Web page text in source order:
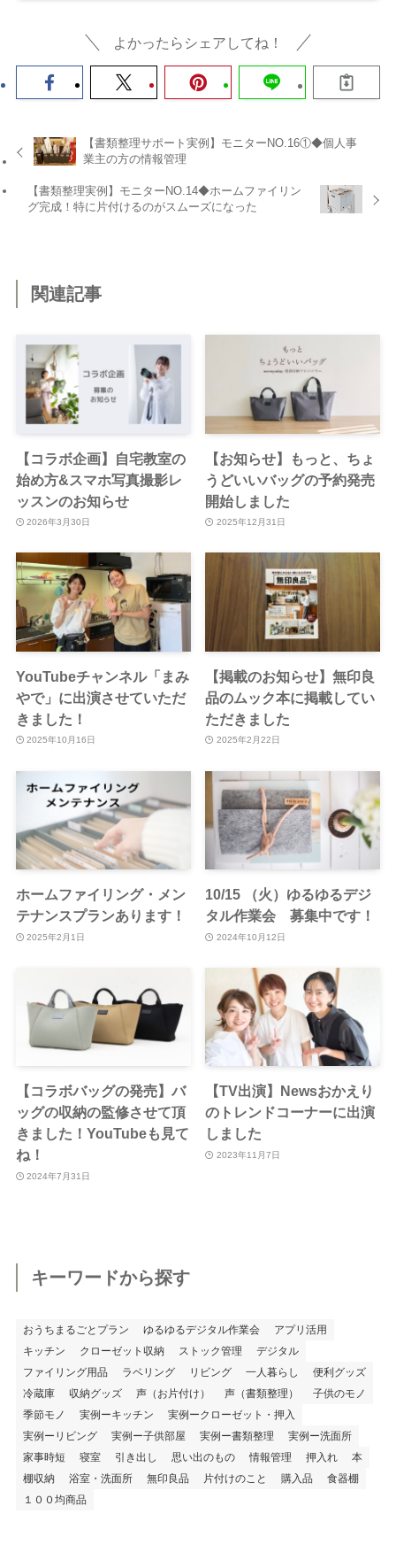
よかったらシェアしてね！
【書類整理サポート実例】モニターNO.16①◆個人事
業主の方の情報管理
【書類整理実例】モニターNO.14◆ホームファイリン
グ完成！特に片付けるのがスムーズになった
関連記事
【コラボ企画】自宅教室の
始め方&スマホ写真撮影レ
ッスンのお知らせ
2026年3月30日
【お知らせ】もっと、ちょ
うどいいバッグの予約発売
開始しました
2025年12月31日
YouTubeチャンネル「まみ
やで」に出演させていただ
きました！
2025年10月16日
【掲載のお知らせ】無印良
品のムック本に掲載してい
ただきました
2025年2月22日
ホームファイリング・メン
テナンスプランあります！
2025年2月1日
10/15 （火）ゆるゆるデジ
タル作業会 募集中です！
2024年10月12日
【コラボバッグの発売】バ
ッグの収納の監修させて頂
きました！YouTubeも見て
ね！
2024年7月31日
【TV出演】Newsおかえり
のトレンドコーナーに出演
しました
2023年11月7日
キーワードから探す
おうちまるごとプラン ゆるゆるデジタル作業会
アプリ活用
キッチン
クローゼット収納 ストック管理
デジタル
ファイリング用品
ラベリング リビング 一人暮らし
便利グッズ
冷蔵庫
収納グッズ 声（お片付け） 声（書類整理）
子供のモノ
季節モノ
実例ーキッチン
実例ークローゼット・押入
実例ーリビング
実例ー子供部屋 実例ー書類整理
実例ー洗面所
家事時短
寝室 引き出し 思い出のもの 情報管理 押入れ
本
棚収納
浴室・洗面所 無印良品 片付けのこと 購入品
食器棚
１００均商品